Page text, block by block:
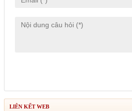
LIÊN KẾT WEB